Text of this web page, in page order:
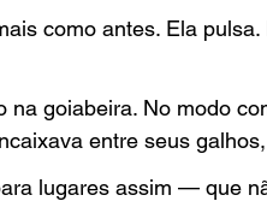
como antes. Ela
na goiabeira. No modo
entre seus
lugares assim — que